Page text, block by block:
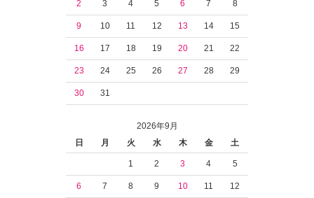
2 3 4 5 6 7 8
9 10 11 12 13 14 15
16 17 18 19 20 21 22
23 24 25 26 27 28 29
30 31
2026年9月
日
月 火 水 木 金 土
1 2 3 4 5
6 7 8 9 10 11 12